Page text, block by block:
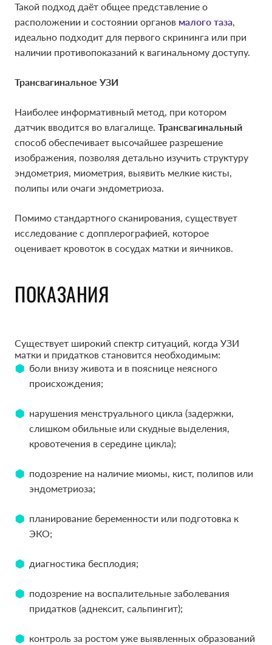
Такой подход даёт общее представление о
расположении и состоянии органов малого таза,
идеально подходит для первого скрининга или при
наличии противопоказаний к вагинальному доступу.
Трансвагинальное УЗИ
Наиболее информативный метод, при котором
датчик вводится во влагалище. Трансвагинальный
способ обеспечивает высочайшее разрешение
изображения, позволяя детально изучить структуру
эндометрия, миометрия, выявить мелкие кисты,
полипы или очаги эндометриоза.
Помимо стандартного сканирования, существует
исследование с допплерографией, которое
оценивает кровоток в сосудах матки и яичников.
ПОКАЗАНИЯ
Существует широкий спектр ситуаций, когда УЗИ
матки и придатков становится необходимым:
боли внизу живота и в пояснице неясного
происхождения;
нарушения менструального цикла (задержки,
слишком обильные или скудные выделения,
кровотечения в середине цикла);
подозрение на наличие миомы, кист, полипов или
эндометриоза;
планирование беременности или подготовка к
ЭКО;
диагностика бесплодия;
подозрение на воспалительные заболевания
придатков (аднексит, сальпингит);
контроль за ростом уже выявленных образований